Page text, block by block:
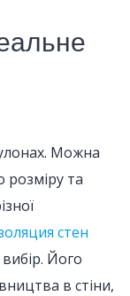
Можна
розміру та
стен
Його
в стіни,